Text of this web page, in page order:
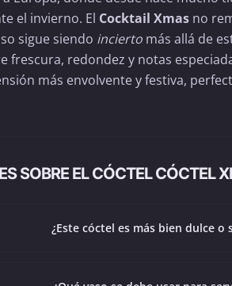
el invierno. El Cocktail Xmas no
sigue siendo incierto más allá de
frescura, redondez y notas
más envolvente y festiva,
SOBRE EL CÓCTEL CÓCTEL
¿Este cóctel es más bien dulce o